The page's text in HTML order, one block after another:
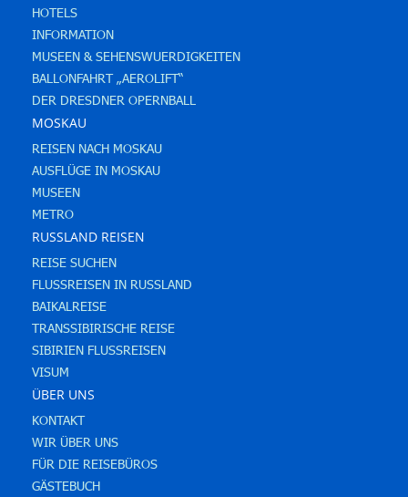
HOTELS
INFORMATION
MUSEEN & SEHENSWUERDIGKEITEN
BALLONFAHRT „AEROLIFT“
DER DRESDNER OPERNBALL
MOSKAU
REISEN NACH MOSKAU
AUSFLÜGE IN MOSKAU
MUSEEN
METRO
RUSSLAND REISEN
REISE SUCHEN
FLUSSREISEN IN RUSSLAND
BAIKALREISE
TRANSSIBIRISCHE REISE
SIBIRIEN FLUSSREISEN
VISUM
ÜBER UNS
KONTAKT
WIR ÜBER UNS
FÜR DIE REISEBÜROS
GÄSTEBUCH